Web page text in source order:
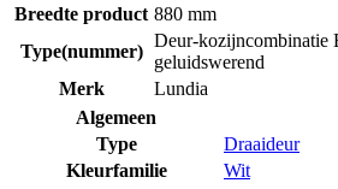
Breedte product 880 mm
Type(nummer)
Deur-kozijncombinatie
geluidswerend
Merk
Lundia
Algemeen
Type
Draaideur
Kleurfamilie
Wit